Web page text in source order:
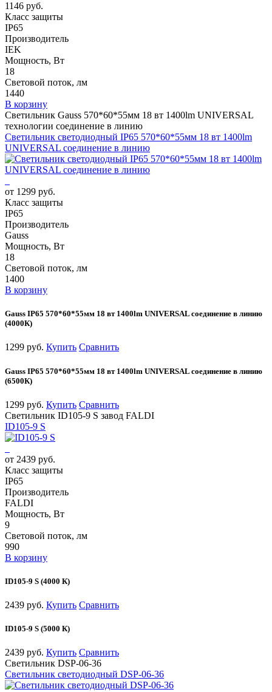
1146 руб.
Класс защиты
IP65
Производитель
IEK
Мощность, Вт
18
Световой поток, лм
1440
В корзину
Светильник Gauss 570*60*55мм 18 вт 1400lm UNIVERSAL
технологии соединение в линию
Светильник светодиодный IP65 570*60*55мм 18 вт 1400lm
UNIVERSAL соединение в линию
от 1299 руб.
Класс защиты
IP65
Производитель
Gauss
Мощность, Вт
18
Световой поток, лм
1400
В корзину
Gauss IP65 570*60*55мм 18 вт 1400lm UNIVERSAL соединение в линию
(4000К)
1299 руб. Купить Сравнить
Gauss IP65 570*60*55мм 18 вт 1400lm UNIVERSAL соединение в линию
(6500К)
1299 руб. Купить Сравнить
Светильник ID105-9 S завод FALDI
ID105-9 S
от 2439 руб.
Класс защиты
IP65
Производитель
FALDI
Мощность, Вт
9
Световой поток, лм
990
В корзину
ID105-9 S (4000 К)
2439 руб. Купить Сравнить
ID105-9 S (5000 К)
2439 руб. Купить Сравнить
Светильник DSP-06-36
Светильник светодиодный DSP-06-36